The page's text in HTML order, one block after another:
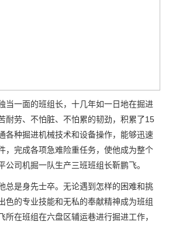
一面的班组长，十几年如一日地在掘进
耐劳、不怕脏、不怕累的韧劲，积累了15
各种掘进机械技术和设备操作，能够迅速
，完成各项急难险重任务，使他成为整个
公司机掘一队生产三班班组长靳鹏飞。
是身先士卒。无论遇到怎样的困难和挑
色的专业技能和无私的奉献精神成为班组
所在班组在六盘区辅运巷进行掘进工作，